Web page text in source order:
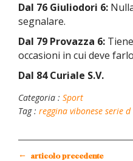
Dal 76 Giuliodori 6:
segnalare.
Dal 79 Provazza 6:
occasioni in cui deve
Dal 84 Curiale S.V.
Categoria : Sport
Tag : reggina vibonese serie d
← articolo precedente